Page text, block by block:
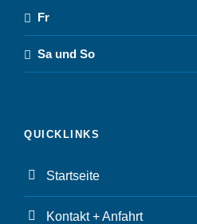
Fr
Sa und So
QUICKLINKS
Startseite
Kontakt + Anfahrt